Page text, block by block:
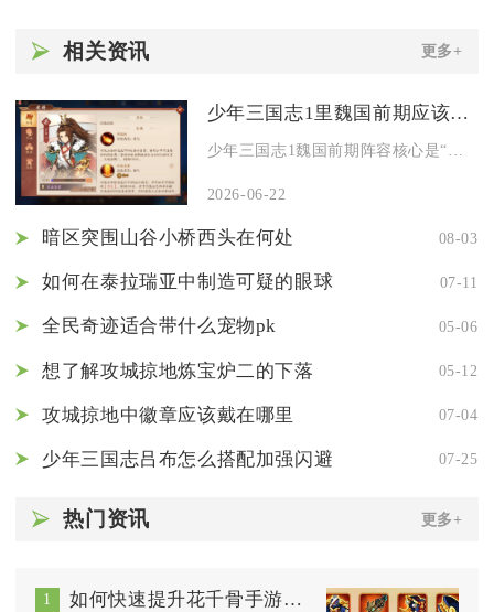
相关资讯 更多+
少年三国志1里魏国前期应该如何选择阵容
少年三国志1魏国前期阵容核心是“控制+续航+前排集火”，优先...
2026-06-22
暗区突围山谷小桥西头在何处 08-03
如何在泰拉瑞亚中制造可疑的眼球 07-11
全民奇迹适合带什么宠物pk 05-06
想了解攻城掠地炼宝炉二的下落 05-12
攻城掠地中徽章应该戴在哪里 07-04
少年三国志吕布怎么搭配加强闪避 07-25
热门资讯 更多+
1 如何快速提升花千骨手游宝藏探索的通关速度